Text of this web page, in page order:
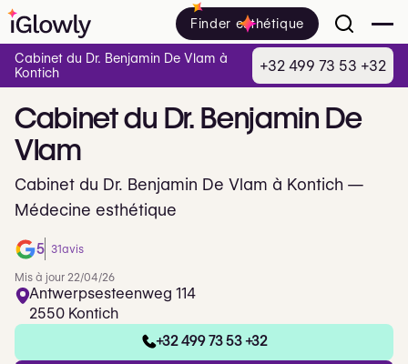
Finder esthétique
Cabinetdu Dr. Benjamin De
Vlam
Cabinet du Dr. Benjamin De Vlam à Kontich —
Médecine esthétique
5 31avis
Mis à jour 22/04/26
Antwerpsesteenweg 114
2550 Kontich
+32 499 73 53 +32
Cabinet du Dr. Benjamin De Vlam à
Kontich
+32 499 73 53 +32